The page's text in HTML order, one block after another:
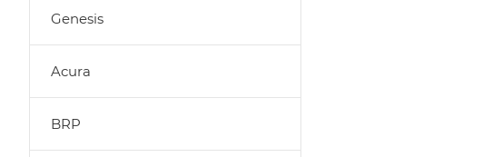
Genesis
Acura
BRP